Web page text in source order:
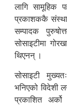
लागि सामूहिक
प्रकाशककै संस्था
सम्पादक
सोसाइटीमा
थिएनन् ।
सोसाइटी
भनिएको विदेशी
प्रकाशित